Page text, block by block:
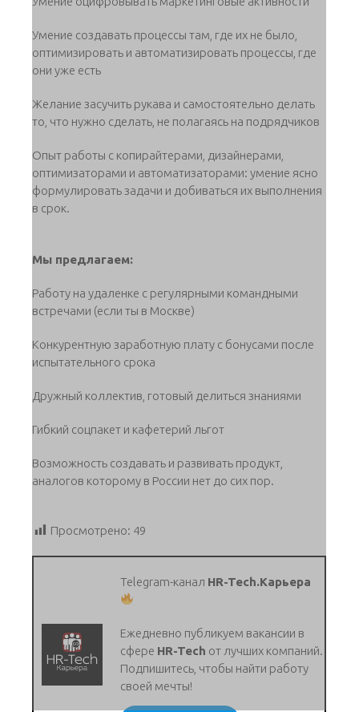
Умение создавать процессы там, где их не было,
оптимизировать и автоматизировать процессы, где
они уже есть
Желание засучить рукава и самостоятельно делать
то, что нужно сделать, не полагаясь на подрядчиков
Опыт работы с копирайтерами, дизайнерами,
оптимизаторами и автоматизаторами: умение ясно
формулировать задачи и добиваться их выполнения
в срок.
Мы предлагаем:
Работу на удаленке с регулярными командными
встречами (если ты в Москве)
Конкурентную заработную плату с бонусами после
испытательного срока
Дружный коллектив, готовый делиться знаниями
Гибкий соцпакет и кафетерий льгот
Возможность создавать и развивать продукт,
аналогов которому в России нет до сих пор.
Просмотрено: 49
Telegram-канал HR-Tech.Карьера
Ежедневно публикуем вакансии в
сфере HR-Tech от лучших компаний.
Подпишитесь, чтобы найти работу
своей мечты!